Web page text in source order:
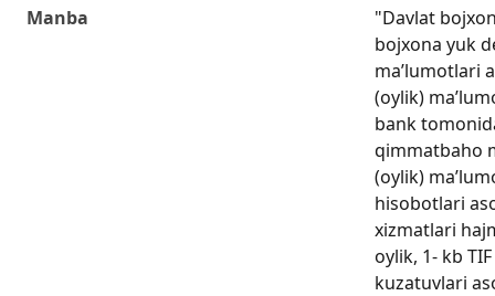
Manba
"Davlat
bojxona yuk
ma’lumotlari
(oylik)
bank
qimmatbaho
(oylik)
hisobotlari
xizmatlari
oylik, 1- kb
kuzatuvlari